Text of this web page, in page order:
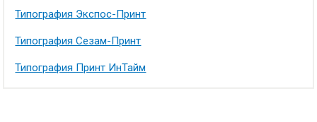
Типография Экспос-Принт
Типография Сезам-Принт
Типография Принт ИнТайм